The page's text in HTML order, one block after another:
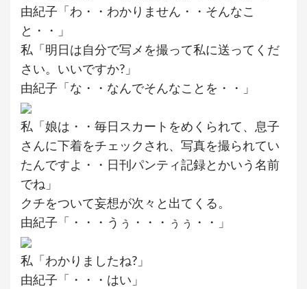
由紀子「わ・・わかりません・・そんなこ
と・・」
私「明日は自分で写メを撮って私に送ってくだ
さい。いいですか?」
由紀子「な・・なんでそんなことを・・」
私「娘は・・毎日スカートをめくられて、息子
さんに下着をチェックされ、写真を撮られてい
たんですよ・・日刊パンティ記録とかいう名前
でね」
クチをついて妄想が次々と出てくる。
由紀子「・・・うぅ・・・ぅぅ・・」
私「わかりましたね?」
由紀子「・・・はい」